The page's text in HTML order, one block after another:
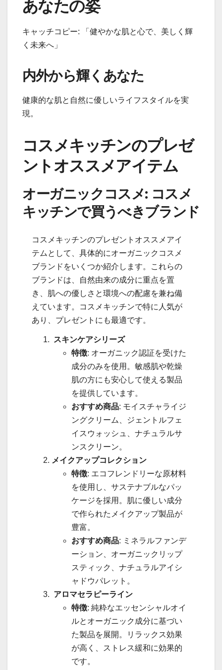
あなたの姿
キャッチコピー: 「健やかな肌と心で、美しく輝
く未来へ」
内外から輝くあなた
健康的な肌と自然に優しいライフスタイルを実
現。
コスメキッチンのプレゼ
ントオススメアイテム
オーガニックコスメ: コスメ
キッチンで買うべきブランド
コスメキッチンのプレゼントオススメアイ
テムとして、具体的にオーガニックコスメ
ブランドをいくつか紹介します。これらの
ブランドは、自然由来の成分に重点を置
き、肌への優しさと環境への配慮を兼ね備
えています。コスメキッチンで特に人気が
あり、プレゼントにも最適です。
スキンケアシリーズ
特徴: オーガニック認証を受けた
成分のみを使用。敏感肌や乾燥
肌の方にも安心して使える製品
を提供しています。
おすすめ商品: モイスチャライジ
ングクリーム、ジェントルフェ
イスウォッシュ、ナチュラルサ
ンスクリーン。
メイクアップコレクション
特徴: エコフレンドリーな原材料
を使用し、サステナブルなパッ
ケージを採用。肌に優しい成分
で作られたメイクアップ製品が
豊富。
おすすめ商品: ミネラルファンデ
ーション、オーガニックリップ
スティック、ナチュラルアイシ
ャドウパレット。
アロマセラピーライン
特徴: 純粋なエッセンシャルオイ
ルとオーガニック成分に基づい
た製品を展開。リラックス効果
が高く、ストレス緩和に効果的
です。